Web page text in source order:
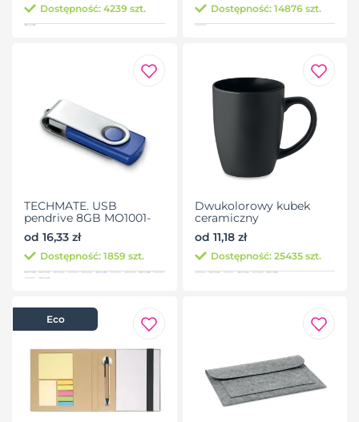
Dostępność: 4239 szt. Dostępność: 14876 szt.
TECHMATE. USB
pendrive 8GB MO1001-
48
od 16,33 zł
Dostępność: 1859 szt.
Dwukolorowy kubek
ceramiczny
od 11,18 zł
Dostępność: 25435 szt.
Eco